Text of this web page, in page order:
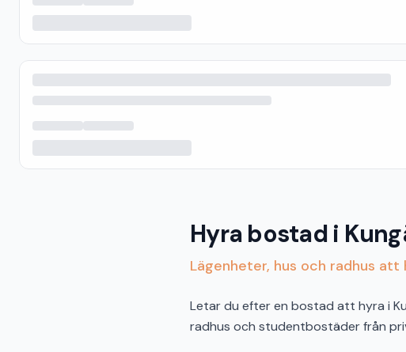
Hyra bostad i
Lägenheter, hus och radhus att
Letar du efter en bostad att hyra i
radhus och studentbostäder från